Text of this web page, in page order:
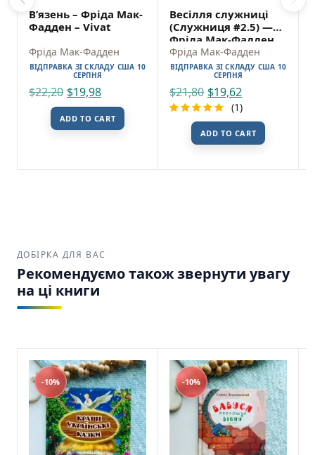
психологічного насильства.
Буря Фріда Мак-Фадден Vivat SKU:
9786171714304 (978-617-171-430-4)
Купити у США та Канаді
В інтернет-книгарні DreamyShelf.com ви
можете легко замовити книгу з доставкою
по всій території США та Канади
В’язень – Фріда Мак-
Фадден – Vivat
Фріда Мак-Фадден
ВІДПРАВКА ЗІ СКЛАДУ США 10
СЕРПНЯ
$22,20 $19,98
ADD TO CART
Весілля служниці
(Служниця #2.5) —
Фріда Мак-Фадден
Фріда Мак-Фадден
ВІДПРАВКА ЗІ СКЛАДУ США 10
СЕРПНЯ
$21,80 $19,62
5.00 out
rating
(1)
ADD TO CART
ДОБІРКА ДЛЯ ВАС
Рекомендуємо також звернути увагу
на ці книги
-10% -10%